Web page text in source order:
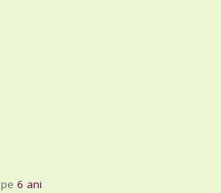
pe6 ani